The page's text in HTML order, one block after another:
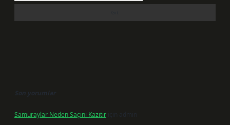
Son yorumlar
Samuraylar Neden Saçını Kazıtır için
admin